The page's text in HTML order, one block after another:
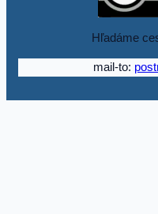
Hľadáme
mail-to: